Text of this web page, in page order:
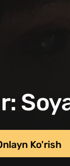
Ko'rish